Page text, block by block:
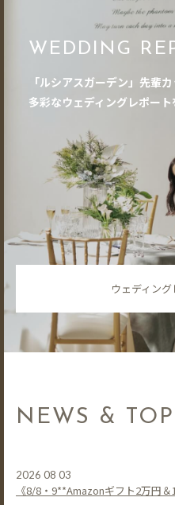
WEDDING
「ルシアスガーデン」先輩
多彩なウェディングレポー
ウェディン
NEWS &
2026 08 03
《8/8・9**Amazonギフト2万円